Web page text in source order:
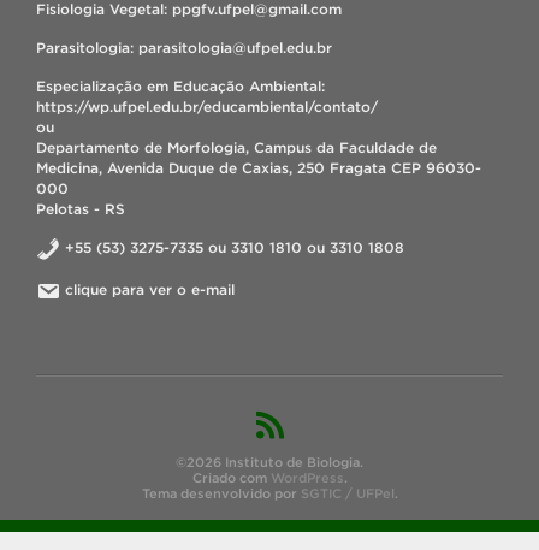
Fisiologia Vegetal: ppgfv.ufpel@gmail.com
Parasitologia: parasitologia@ufpel.edu.br
Especialização em Educação Ambiental:
https://wp.ufpel.edu.br/educambiental/contato/
ou
Departamento de Morfologia, Campus da Faculdade de
Medicina, Avenida Duque de Caxias, 250 Fragata CEP 96030-
000
Pelotas - RS
+55 (53) 3275-7335 ou 3310 1810 ou 3310 1808
clique para ver o e-mail
©2026 Instituto de Biologia.
Criado com WordPress.
Tema desenvolvido por SGTIC / UFPel.